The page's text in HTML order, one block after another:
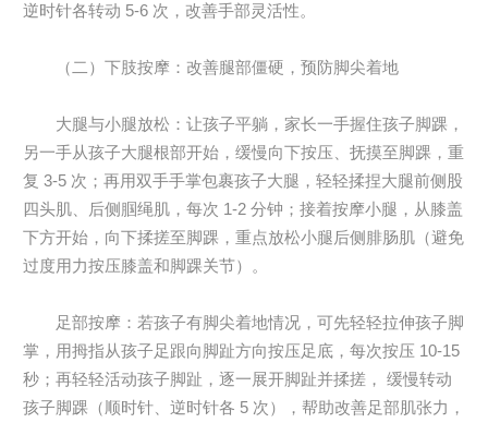
逆时针各转动 5-6 次，改善手部灵活性。
（二）下肢按摩：改善腿部僵硬，预防脚尖着地
大腿与小腿放松：让孩子平躺，家长一手握住孩子脚踝，
另一手从孩子大腿根部开始，缓慢向下按压、抚摸至脚踝，重
复 3-5 次；再用双手手掌包裹孩子大腿，轻轻揉捏大腿前侧股
四头肌、后侧腘绳肌，每次 1-2 分钟；接着按摩小腿，从膝盖
下方开始，向下揉搓至脚踝，重点放松小腿后侧腓肠肌（避免
过度用力按压膝盖和脚踝关节）。
足部按摩：若孩子有脚尖着地情况，可先轻轻拉伸孩子脚
掌，用拇指从孩子足跟向脚趾方向按压足底，每次按压 10-15
秒；再轻轻活动孩子脚趾，逐一展开脚趾并揉搓， 缓慢转动
孩子脚踝（顺时针、逆时针各 5 次），帮助改善足部肌张力，